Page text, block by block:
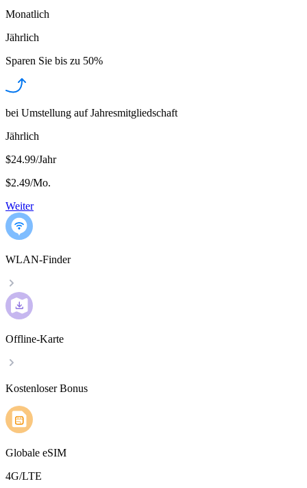
Monatlich
Jährlich
Sparen Sie bis zu 50%
bei Umstellung auf Jahresmitgliedschaft
Jährlich
$24.99/Jahr
$2.49/Mo.
Weiter
WLAN-Finder
Offline-Karte
Kostenloser Bonus
Globale eSIM
4G/LTE